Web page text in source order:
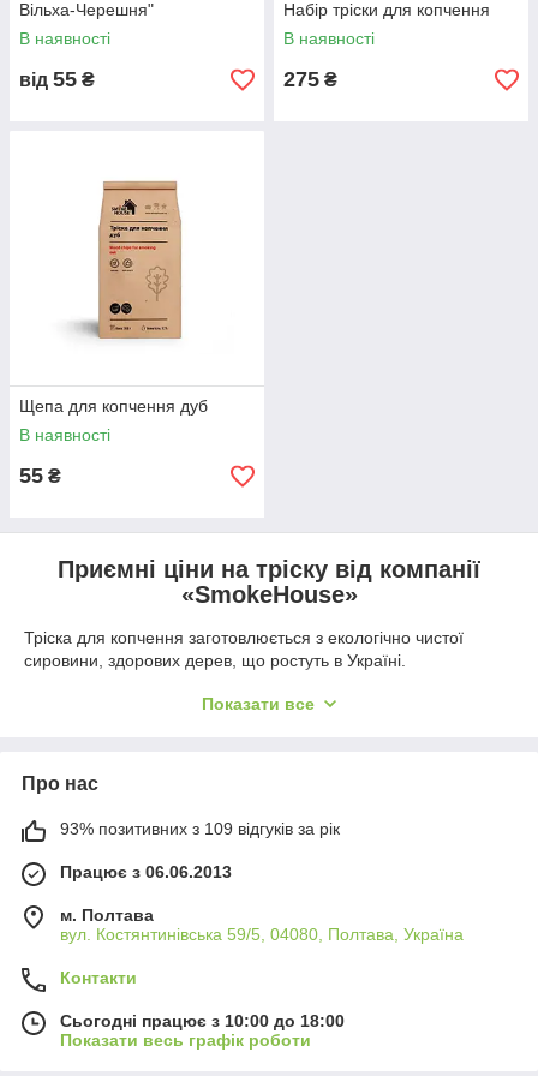
Вільха-Черешня"
В наявності
від 55 ₴
Набір тріски для копчення
В наявності
275 ₴
Щепа для копчення дуб
В наявності
55 ₴
Приємні ціни на тріску від компанії
«SmokeHouse»
Тріска для копчення заготовлюється з екологічно чистої
сировини, здорових дерев, що ростуть в Україні.
деревообробного виробництва.
предмети, не містить навіть пил.
В процесі термічної обробки продукти втрачають близько 10-
20% вологи. Залишилася рідина перерозподіляється,
утворюється в'ялена скоринка, усередині залишається
соковита м'якоть.
Обробка деревним димом, має бактерицидні властивості.
При тлінні виділяються фенольні кислоти, що надають
Показати все
Про нас
93% позитивних з 109 відгуків за рік
Працює з 06.06.2013
м. Полтава
вул. Костянтинівська 59/5, 04080, Полтава, Україна
Контакти
Сьогодні працює з 10:00 до 18:00
Показати весь графік роботи